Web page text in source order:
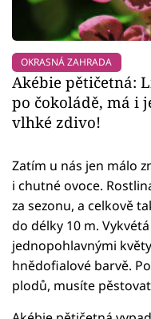
OKRASNÁ ZAHRADA
Akébie pětičetná:
po čokoládě, má i
vlhké zdivo!
Zatím u nás jen málo
i chutné ovoce.
za sezonu, a celkově
do délky 10 m.
jednopohlavnými
hnědofialové barvě.
plodů, musíte